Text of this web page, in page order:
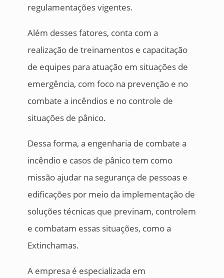
regulamentações vigentes.
Além desses fatores, conta com a
realização de treinamentos e capacitação
de equipes para atuação em situações de
emergência, com foco na prevenção e no
combate a incêndios e no controle de
situações de pânico.
Dessa forma, a engenharia de combate a
incêndio e casos de pânico tem como
missão ajudar na segurança de pessoas e
edificações por meio da implementação de
soluções técnicas que previnam, controlem
e combatam essas situações, como a
Extinchamas.
A empresa é especializada em